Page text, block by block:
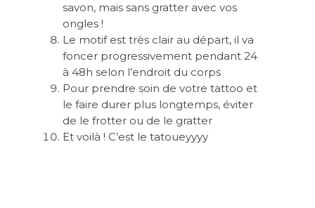
savon, mais sans gratter avec vos
ongles !
Le motif est très clair au départ, il va
foncer progressivement pendant 24
à 48h selon l’endroit du corps
Pour prendre soin de votre tattoo et
le faire durer plus longtemps, éviter
de le frotter ou de le gratter
Et voilà ! C’est le tatoueyyyy